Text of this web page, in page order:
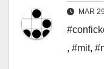
MAR
, #mit,